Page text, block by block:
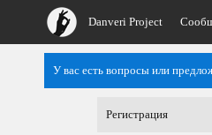
Danveri Project
У вас есть вопросы или
Регистрация